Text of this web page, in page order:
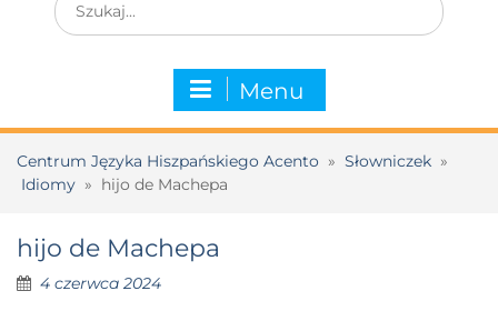
Menu
Centrum Języka Hiszpańskiego Acento » Słowniczek »
Idiomy » hijo de Machepa
hijo de Machepa
4 czerwca 2024